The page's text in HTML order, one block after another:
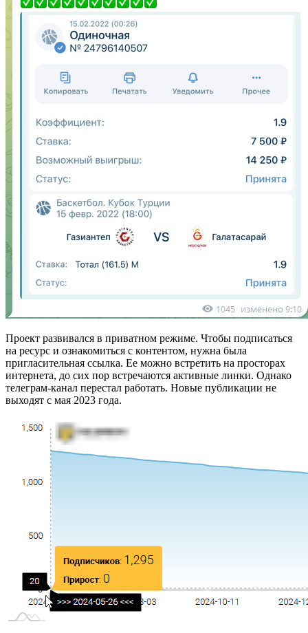
Проект развивался в приватном режиме. Чтобы подписаться
на ресурс и ознакомиться с контентом, нужна была
пригласительная ссылка. Ее можно встретить на просторах
интернета, до сих пор встречаются активные линки. Однако
телеграм-канал перестал работать. Новые публикации не
выходят с мая 2023 года.